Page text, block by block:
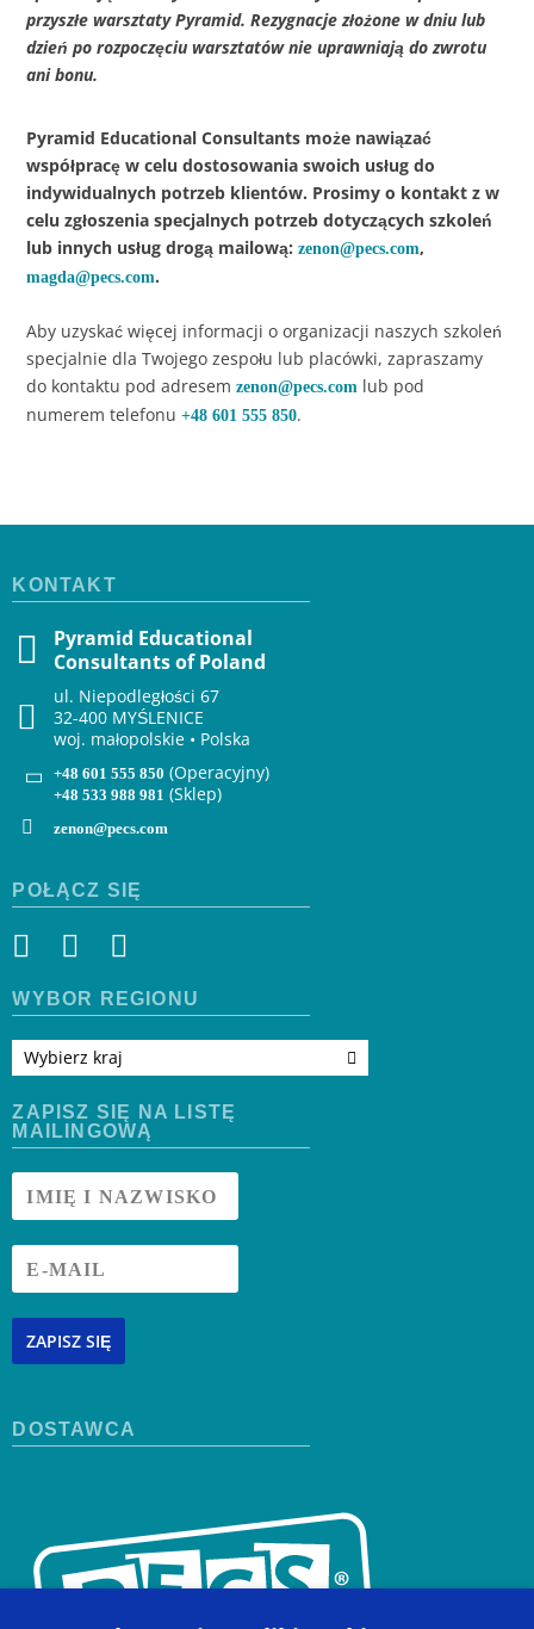
przyszłe warsztaty Pyramid. Rezygnacje złożone w dniu lub
dzień po rozpoczęciu warsztatów nie uprawniają do zwrotu
ani bonu.
Pyramid Educational Consultants może nawiązać
współpracę w celu dostosowania swoich usług do
indywidualnych potrzeb klientów. Prosimy o kontakt z w
celu zgłoszenia specjalnych potrzeb dotyczących szkoleń
lub innych usług drogą mailową:zenon@pecs.com,
magda@pecs.com.
Aby uzyskać więcej informacji o organizacji naszych szkoleń
specjalnie dla Twojego zespołu lub placówki, zapraszamy
do kontaktu pod adresemzenon@pecs.com lub pod
numerem telefonu+48 601 555 850.
KONTAKT
Pyramid Educational
Consultants of Poland
ul. Niepodległości 67
32-400 MYŚLENICE
woj. małopolskie • Polska
+48 601 555 850 (Operacyjny)
+48 533 988 981 (Sklep)
zenon@pecs.com
POŁĄCZ SIĘ
WYBÓR REGIONU
Wybierz kraj
ZAPISZ SIĘ NA LISTĘ
MAILINGOWĄ
ZAPISZ SIĘ
DOSTAWCA